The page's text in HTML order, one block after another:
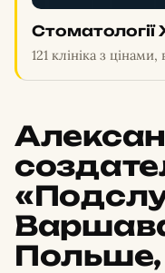
Стоматології
121 клініка з